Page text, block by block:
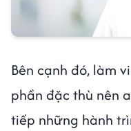
Bên cạnh đó, làm
phần đặc thù nên
tiếp những hành